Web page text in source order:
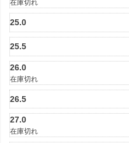
在庫切れ
25.0
25.5
26.0
在庫切れ
26.5
27.0
在庫切れ